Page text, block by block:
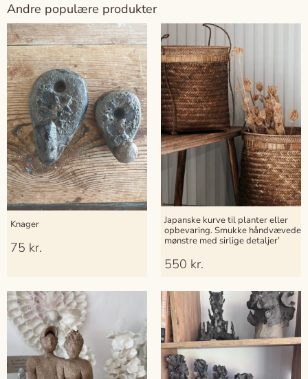
Andre populære produkter
Knager
75 kr.
Japanske kurve til planter eller
opbevaring. Smukke håndvævede
mønstre med sirlige detaljer’
550 kr.